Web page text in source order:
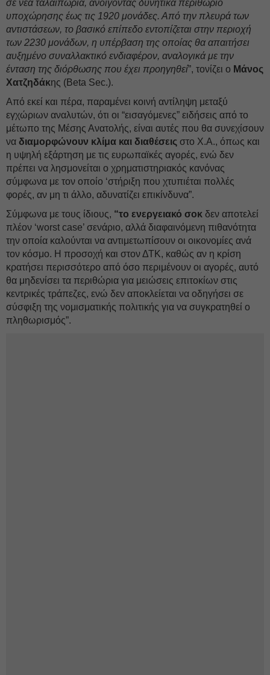
σε νέα ταλαιπωρία, ανοίγοντας δυνητικά περιθώριο
υποχώρησης έως τις 1920 μονάδες. Από την πλευρά των
αντιστάσεων, το βασικό επίπεδο εντοπίζεται στην περιοχή
των 2230 μονάδων, η υπέρβαση της οποίας θα απαιτήσει
αυξημένο συναλλακτικό ενδιαφέρον, αναλογικά με την
ένταση της διόρθωσης που έχει προηγηθεί”, τονίζει ο Μάνος
Χατζηδάκης (Beta Sec.).
Από εκεί και πέρα, παραμένει κοινή αντίληψη μεταξύ
εγχώριων αναλυτών, ότι οι “εισαγόμενες” ειδήσεις από το
μέτωπο της Μέσης Ανατολής, είναι αυτές που θα συνεχίσουν
να διαμορφώνουν κλίμα και διαθέσεις στο Χ.Α., όπως και
η υψηλή εξάρτηση με τις ευρωπαϊκές αγορές, ενώ δεν
πρέπει να λησμονείται ο χρηματιστηριακός κανόνας
σύμφωνα με τον οποίο ‘στήριξη που χτυπιέται πολλές
φορές, αν μη τι άλλο, αδυνατίζει επικίνδυνα”.
Σύμφωνα με τους ίδιους, “το ενεργειακό σοκ δεν αποτελεί
πλέον ‘worst case’ σενάριο, αλλά διαφαινόμενη πιθανότητα
την οποία καλούνται να αντιμετωπίσουν οι οικονομίες ανά
τον κόσμο. Η προσοχή και στον ΔΤΚ, καθώς αν η κρίση
κρατήσει περισσότερο από όσο περιμένουν οι αγορές, αυτό
θα μηδενίσει τα περιθώρια για μειώσεις επιτοκίων στις
κεντρικές τράπεζες, ενώ δεν αποκλείεται να οδηγήσει σε
σύσφιξη της νομισματικής πολιτικής για να συγκρατηθεί ο
πληθωρισμός”.